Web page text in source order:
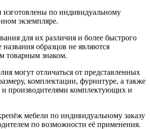
изготовлены по индивидуальному
экземпляре.
для их различия и более быстрого
названия образцов не являются
товарным знаком.
могут отличаться от представленных
комплектации, фурнитуре, а также
производителями комплектующих и
мебели по индивидуальному заказу
по возможности её применения.